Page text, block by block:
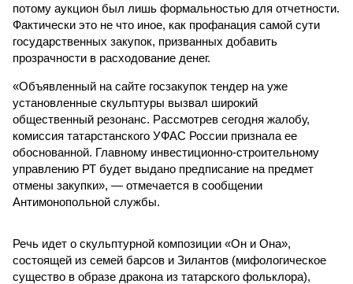
потому аукцион был лишь формальностью для отчетности.
Фактически это не что иное, как профанация самой сути
государственных закупок, призванных добавить
прозрачности в расходование денег.
«Объявленный на сайте госзакупок тендер на уже
установленные скульптуры вызвал широкий
общественный резонанс. Рассмотрев сегодня жалобу,
комиссия татарстанского УФАС России признала ее
обоснованной. Главному инвестиционно-строительному
управлению РТ будет выдано предписание на предмет
отмены закупки», — отмечается в сообщении
Антимонопольной службы.
Речь идет о скульптурной композиции «Он и Она»,
состоящей из семей барсов и Зилантов (мифологическое
существо в образе дракона из татарского фольклора),